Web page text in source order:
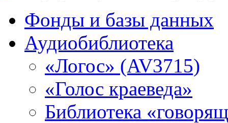
Фонды и базы данных
Аудиобиблиотека
«Логос» (AV3715)
«Голос краеведа»
Библиотека